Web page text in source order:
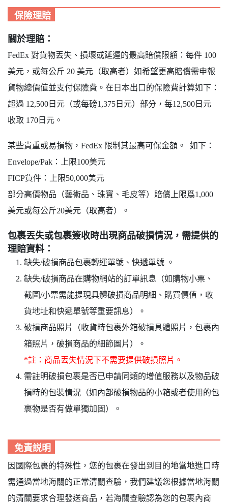
保險理賠
關於理賠：
FedEx 對貨物丟失、損壞或延遲的最高賠償限額：每件 100
美元，或每公斤 20 美元（取高者）如希望更高賠償需申報
貨物總價值並支付保險費。在日本出口的保險費計算如下：
超過 12,500日元（或每磅1,375日元）部分，每12,500日元
收取 170日元。
某些貴重或易損物，FedEx 限制其最高可保金額。 如下：
Envelope/Pak：上限100美元
FICP貨件：上限50,000美元
部分高價物品（藝術品、珠寶、毛皮等）賠償上限爲1,000
美元或每公斤20美元（取高者）。
包裹丟失或包裹簽收時出現商品破損情況，需提供的
理賠資料：
缺失/破損商品包裹轉運單號、快遞單號 。
缺失/破損商品在購物網站的訂單訊息（如購物小票、
截圖/小票需能提現具體破損商品明細、購買價值，收
貨地址和快遞單號等重要訊息）。
破損商品照片（收貨時包裹外箱破損具體照片，包裹內
箱照片，破損商品的細節圖片）。
*註：商品丟失情況下不需要提供破損照片。
需註明破損包裹是否已申請同類的增值服務以及物品破
損時的包裝情況（如內部破損物品的小箱或者使用的包
裹物是否有做單獨加固）。
免責説明
因國際包裹的特殊性，您的包裹在發出到目的地當地進口時
需通過當地海關的正常清關查驗，我們建議您根據當地海關
的清關要求合理發送商品，若海關查驗認為您的包裹內商